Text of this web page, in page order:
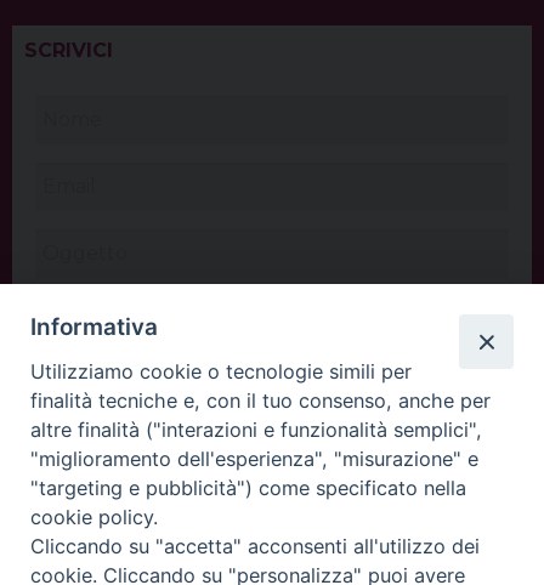
SCRIVICI
INVIA
Informativa
Utilizziamo cookie o tecnologie simili per
finalità tecniche e, con il tuo consenso, anche per
altre finalità ("interazioni e funzionalità semplici",
"miglioramento dell'esperienza", "misurazione" e
"targeting e pubblicità") come specificato nella
cookie policy.
Cliccando su "accetta" acconsenti all'utilizzo dei
cookie. Cliccando su "personalizza" puoi avere